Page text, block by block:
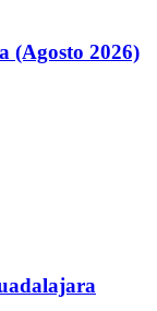
(Agosto 2026)